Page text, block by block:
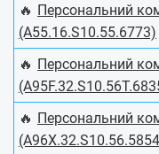
🔥 Персональний
(A55.16.S10.55.6773)
🔥 Персональний
🔥 Персональний